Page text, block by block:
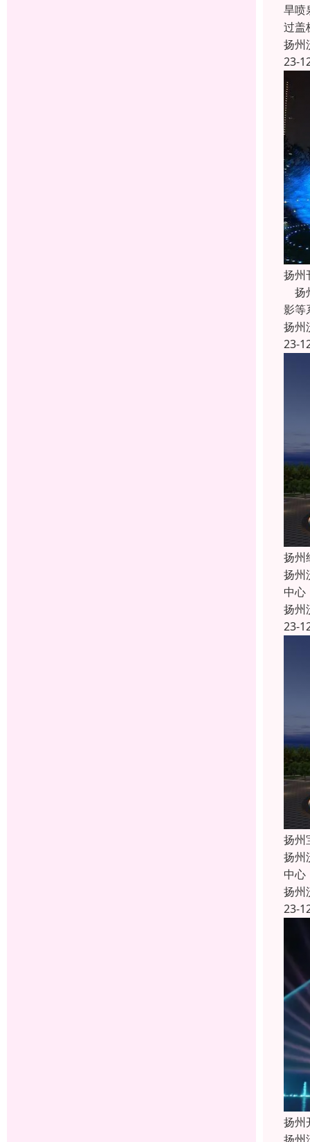
旱喷
过盖
扬州
23-
扬州
扬
影等
扬州
23-
扬州
扬州
中心
扬州
23-
扬州
扬州
中心
扬州
23-
扬州